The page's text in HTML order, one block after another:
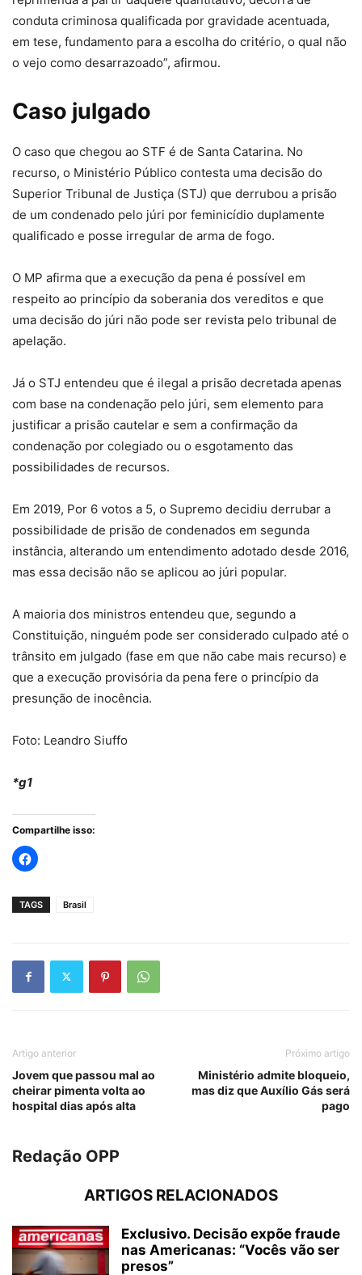
conduta criminosa qualificada por gravidade acentuada,
em tese, fundamento para a escolha do critério, o qual não
o vejo como desarrazoado”, afirmou.
Caso julgado
O caso que chegou ao STF é de Santa Catarina. No
recurso, o Ministério Público contesta uma decisão do
Superior Tribunal de Justiça (STJ) que derrubou a prisão
de um condenado pelo júri por feminicídio duplamente
qualificado e posse irregular de arma de fogo.
O MP afirma que a execução da pena é possível em
respeito ao princípio da soberania dos vereditos e que
uma decisão do júri não pode ser revista pelo tribunal de
apelação.
Já o STJ entendeu que é ilegal a prisão decretada apenas
com base na condenação pelo júri, sem elemento para
justificar a prisão cautelar e sem a confirmação da
condenação por colegiado ou o esgotamento das
possibilidades de recursos.
Em 2019, Por 6 votos a 5, o Supremo decidiu derrubar a
possibilidade de prisão de condenados em segunda
instância, alterando um entendimento adotado desde 2016,
mas essa decisão não se aplicou ao júri popular.
A maioria dos ministros entendeu que, segundo a
Constituição, ninguém pode ser considerado culpado até o
trânsito em julgado (fase em que não cabe mais recurso) e
que a execução provisória da pena fere o princípio da
presunção de inocência.
Foto: Leandro Siuffo
*g1
Compartilhe isso:
TAGS Brasil
Artigo anterior
Jovem que passou mal ao
cheirar pimenta volta ao
hospital dias após alta
Próximo artigo
Ministério admite bloqueio,
mas diz que Auxílio Gás será
pago
Redação OPP
ARTIGOS RELACIONADOS
Exclusivo. Decisão expõe fraude
nas Americanas: “Vocês vão ser
presos”